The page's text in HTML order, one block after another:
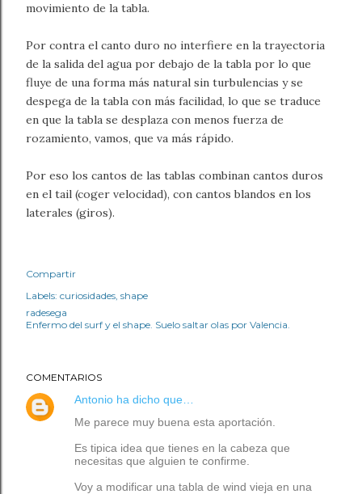
movimiento de la tabla.
Por contra el canto duro no interfiere en la trayectoria
de la salida del agua por debajo de la tabla por lo que
fluye de una forma más natural sin turbulencias y se
despega de la tabla con más facilidad, lo que se traduce
en que la tabla se desplaza con menos fuerza de
rozamiento, vamos, que va más rápido.
Por eso los cantos de las tablas combinan cantos duros
en el tail (coger velocidad), con cantos blandos en los
laterales (giros).
Compartir
Labels: curiosidades shape
radesega
Enfermo del surf y el shape. Suelo saltar olas por Valencia.
COMENTARIOS
Antonio ha dicho que…
Me parece muy buena esta aportación.
Es tipica idea que tienes en la cabeza que
necesitas que alguien te confirme.
Voy a modificar una tabla de wind vieja en una